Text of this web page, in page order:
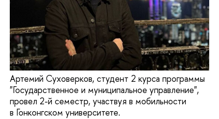
Артемий Суховерков, студент 2 курса программы
"Государственное и муниципальное управление",
провел 2-й семестр, участвуя в мобильности
в Гонконгском университете.